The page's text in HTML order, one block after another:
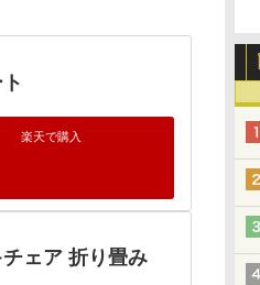
楽天で購入
ェア 折り畳み